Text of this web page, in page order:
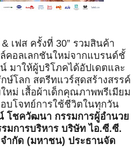
& เฟส ครั้งที่ 30” รวมสินค้า
คอลเลกชันใหม่จากแบรนด์ชั้
มาให้ผู้บริโภคได้อัปเดตและ
ษ์โลก สตรีทแวร์สุดสร้างสรรค์
หม่ เสื้อผ้าเด็กคุณภาพพรีเมียม
บโจทย์การใช้ชีวิตในทุกวัน
โชควัฒนา กรรมการผู้อำนวย
มการบริหาร บริษัท ไอ.ซี.ซี.
ำกัด (มหาชน) ประธานจัด